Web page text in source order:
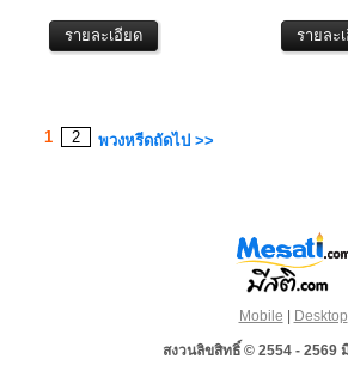
1 2 พวงหรีดถัดไป >>
Mobile | Desktop
สงวนลิขสิทธิ์ © 2554 - 2569